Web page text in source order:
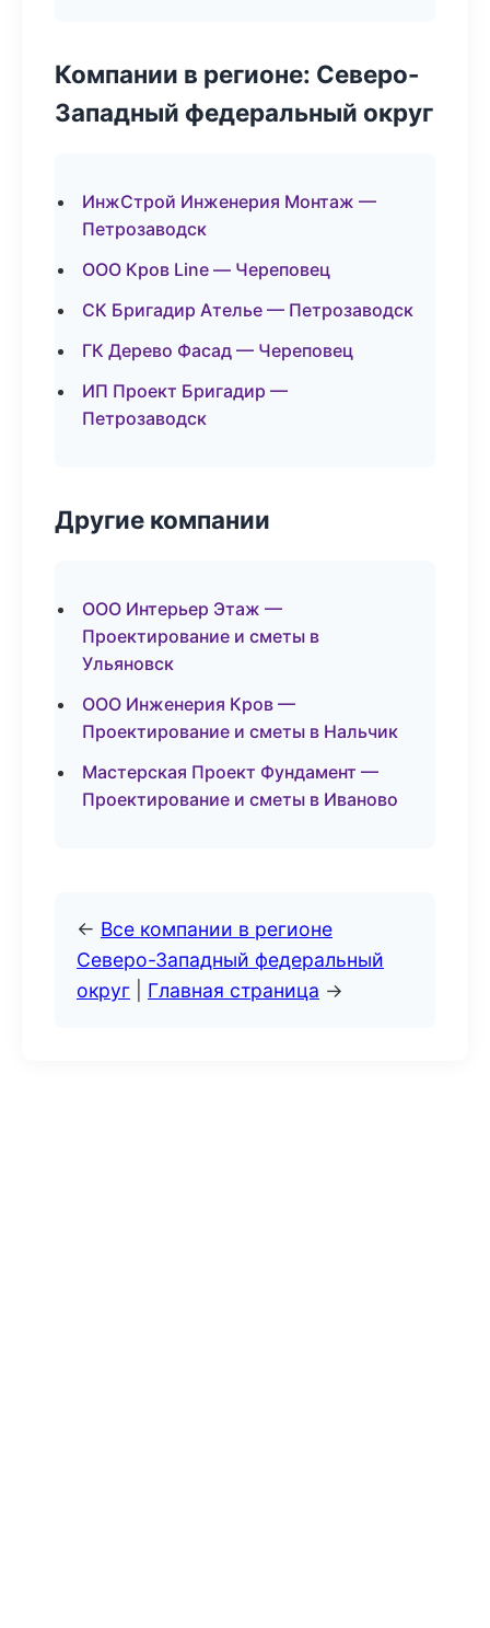
Компании в регионе: Северо-
Западный федеральный округ
ИнжСтрой Инженерия Монтаж —
Петрозаводск
ООО Кров Line — Череповец
СК Бригадир Ателье — Петрозаводск
ГК Дерево Фасад — Череповец
ИП Проект Бригадир —
Петрозаводск
Другие компании
ООО Интерьер Этаж —
Проектирование и сметы в
Ульяновск
ООО Инженерия Кров —
Проектирование и сметы в Нальчик
Мастерская Проект Фундамент —
Проектирование и сметы в Иваново
← Все компании в регионе
Северо-Западный федеральный
округ
Главная страница →